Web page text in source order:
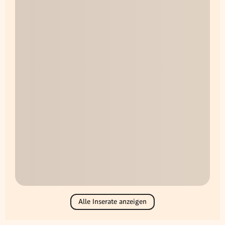
Alle Inserate anzeigen